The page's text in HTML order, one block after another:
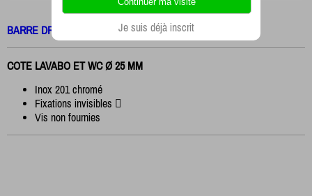
BARRE DROITE INOX
COTE LAVABO ET WC Ø 25 MM
Inox 201 chromé
Fixations invisibles 
Vis non fournies
Je suis déjà inscrit